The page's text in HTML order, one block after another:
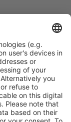
de anulare.